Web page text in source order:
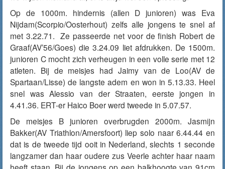
Op de 1000m. hindernis (allen D junioren) was Eva
Nijdam(Scorpio/Oosterhout) zelfs alle jongens te snel af
met 3.22.71. Ze passeerde net voor de finish Robert de
Graaf(AV’56/Goes) die 3.24.09 liet afdrukken. De 1500m.
junioren C mocht zich verheugen in een volle serie met 12
atleten. Bij de meisjes had Jaimy van de Loo(AV de
Spartaan/Lisse) de langste adem en won in 5.13.33. Heel
snel was Alessio van der Straaten, eerste jongen in
4.41.36. ERT-er Haico Boer werd tweede in 5.07.57.
De meisjes B junioren overbrugden 2000m. Jasmijn
Bakker(AV Triathlon/Amersfoort) liep solo naar 6.44.44 en
dat is de tweede tijd ooit in Nederland, slechts 1 seconde
langzamer dan haar oudere zus Veerle achter haar naam